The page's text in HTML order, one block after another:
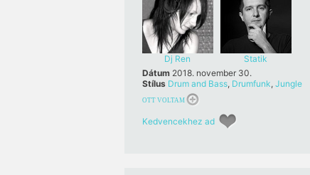
Dj Ren
Statik
Dátum 2018. november 30.
Stílus Drum and Bass, Drumfunk, Jungle
OTT VOLTAM
Kedvencekhez ad